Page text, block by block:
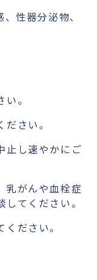
性器分泌物、
。
さい。
止し速やかにご
乳がんや血栓症
てください。
ださい。